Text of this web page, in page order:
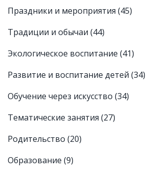
Праздники и мероприятия (45)
Традиции и обычаи (44)
Экологическое воспитание (41)
Развитие и воспитание детей (34)
Обучение через искусство (34)
Тематические занятия (27)
Родительство (20)
Образование (9)